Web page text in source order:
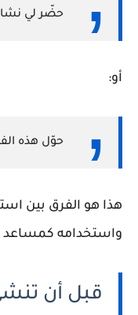
حضّر لي
أو:
حوّل هذه
واستخدامه